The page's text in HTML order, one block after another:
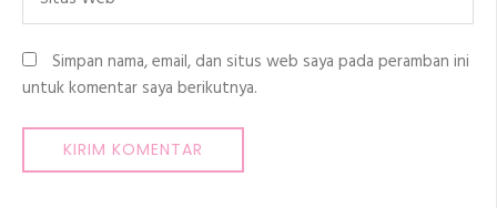
Web
Simpan nama, email, dan situs web saya pada peramban ini
untuk komentar saya berikutnya.